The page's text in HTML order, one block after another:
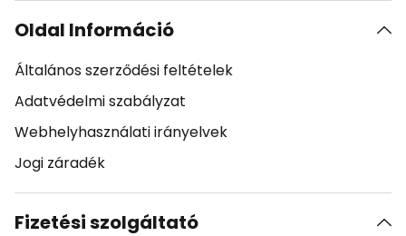
Oldal Információ
Általános szerződési feltételek
Adatvédelmi szabályzat
Webhelyhasználati irányelvek
Jogi záradék
Fizetési szolgáltató